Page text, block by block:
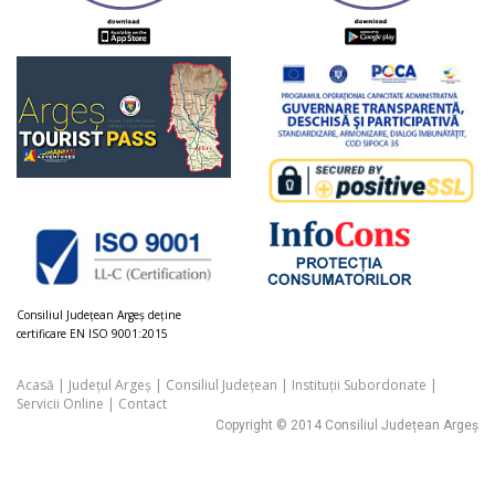
Consiliul Judeţean Argeș deţine
certificare EN ISO 9001:2015
Acasă | Județul Argeș | Consiliul Județean | Instituții Subordonate |
Servicii Online | Contact
Copyright © 2014 Consiliul Județean Argeș